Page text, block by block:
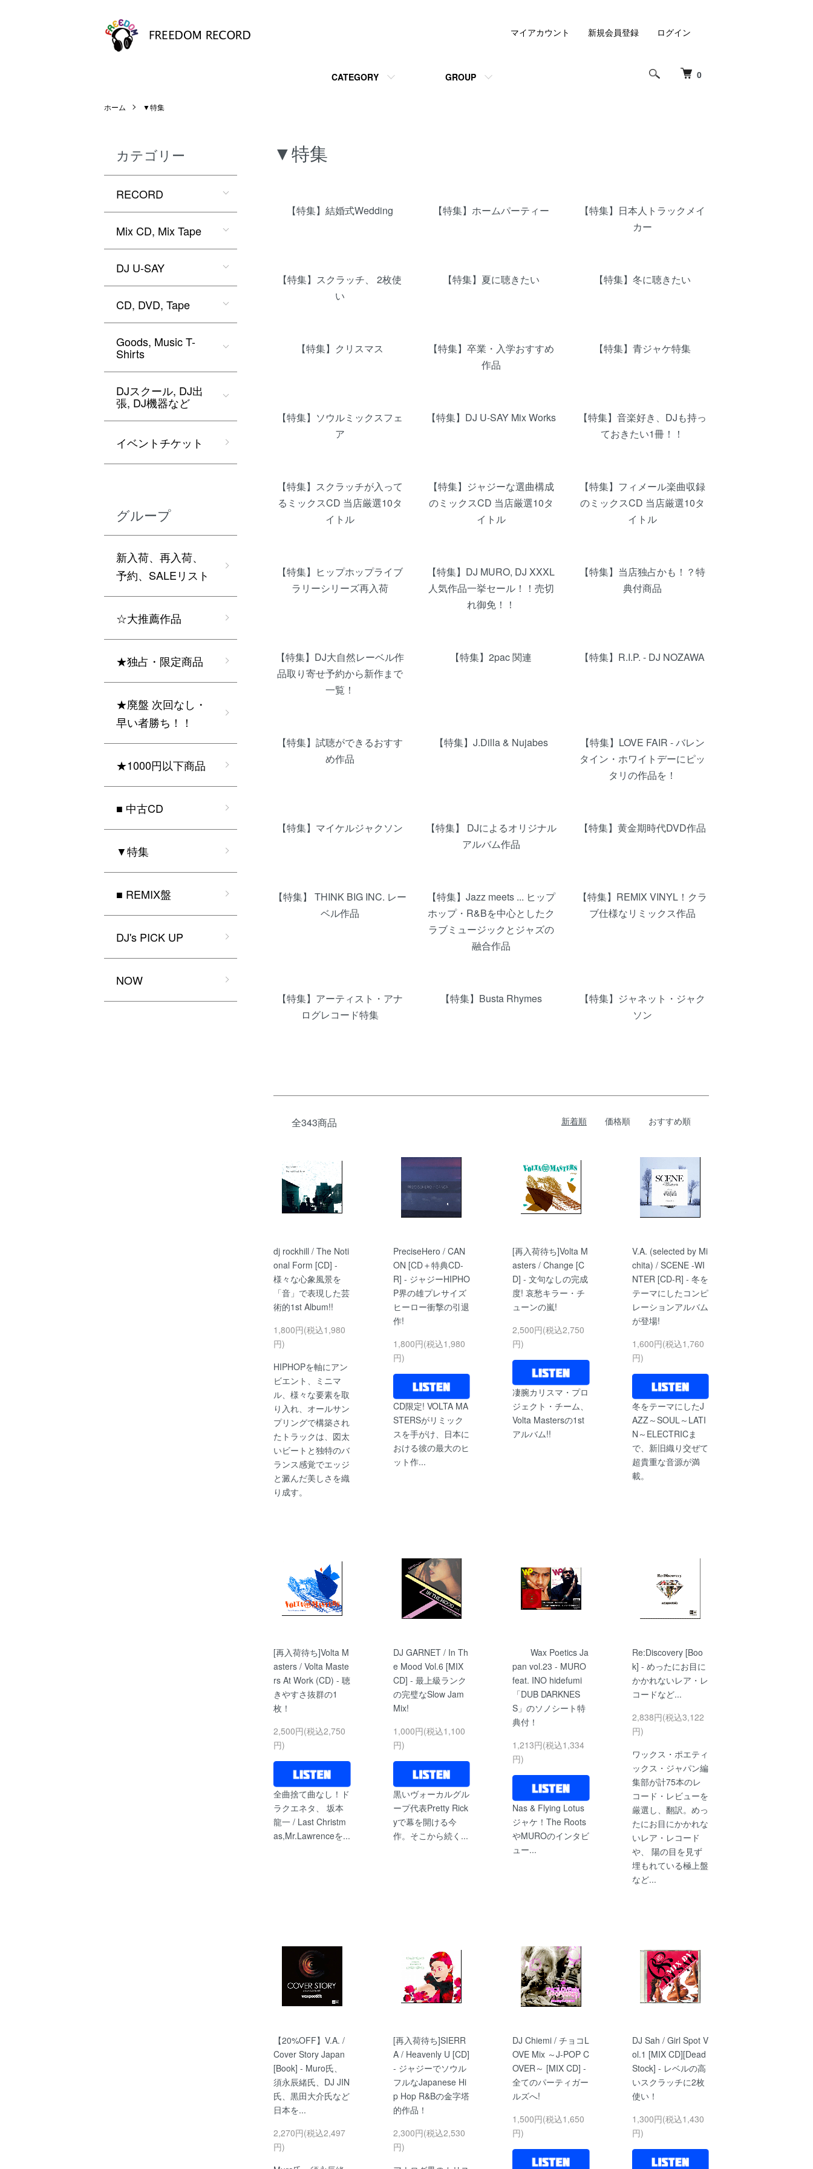
0
CATEGORY GROUP
マイアカウント 新規会員登録 ログイン
ホーム ▼特集
▼特集
【特集】結婚式Wedding
【特集】ホームパーティー
【特集】日本人トラックメイ
カー
【特集】スクラッチ、 2枚使
い
【特集】夏に聴きたい 【特集】冬に聴きたい
【特集】クリスマス
【特集】卒業・入学おすすめ
作品
【特集】青ジャケ特集
【特集】ソウルミックスフェ
ア
【特集】DJ U-SAY Mix Works
【特集】音楽好き、DJも持っ
ておきたい1冊！！
【特集】スクラッチが入って
るミックスCD 当店厳選10タ
イトル
【特集】ジャジーな選曲構成
のミックスCD 当店厳選10タ
イトル
【特集】フィメール楽曲収録
のミックスCD 当店厳選10タ
イトル
【特集】ヒップホップライブ
ラリーシリーズ再入荷
【特集】DJ MURO, DJ XXXL
人気作品一挙セール！！売切
れ御免！！
【特集】当店独占かも！？特
典付商品
【特集】DJ大自然レーベル作
品取り寄せ予約から新作まで
一覧！
【特集】2pac 関連 【特集】R.I.P. - DJ NOZAWA
【特集】試聴ができるおすす
め作品
【特集】J.Dilla & Nujabes
【特集】LOVE FAIR - バレン
タイン・ホワイトデーにピッ
タリの作品を！
【特集】マイケルジャクソン
【特集】 DJによるオリジナル
アルバム作品
【特集】黄金期時代DVD作品
【特集】 THINK BIG INC. レー
ベル作品
【特集】Jazz meets ... ヒップ
ホップ・R&Bを中心としたク
ラブミュージックとジャズの
融合作品
【特集】REMIX VINYL！クラ
ブ仕様なリミックス作品
【特集】アーティスト・アナ
ログレコード特集
【特集】Busta Rhymes
【特集】ジャネット・ジャク
ソン
全343商品 新着順 価格順 おすすめ順
dj rockhill / The Noti
onal Form [CD] -
様々な心象風景を
「音」で表現した芸
術的1st Album!!
1,800円(税込1,980
円)
HIPHOPを軸にアン
ビエント、ミニマ
ル、様々な要素を取
り入れ、オールサン
プリングで構築され
たトラックは、図太
いビートと独特のバ
ランス感覚でエッジ
と澱んだ美しさを織
り成す。
PreciseHero / CAN
ON [CD＋特典CD-
R] - ジャジーHIPHO
P界の雄プレサイズ
ヒーロー衝撃の引退
作!
1,800円(税込1,980
円)
CD限定! VOLTA MA
STERSがリミック
スを手がけ、日本に
おける彼の最大のヒ
ット作...
[再入荷待ち]Volta M
asters / Change [C
D] - 文句なしの完成
度! 哀愁キラー・チ
ューンの嵐!
2,500円(税込2,750
円)
凄腕カリスマ・プロ
ジェクト・チーム、
Volta Mastersの1st
アルバム!!
V.A. (selected by Mi
chita) / SCENE -WI
NTER [CD-R] - 冬を
テーマにしたコンピ
レーションアルバム
が登場!
1,600円(税込1,760
円)
冬をテーマにしたJ
AZZ～SOUL～LATI
N～ELECTRICま
で、新旧織り交ぜて
超貴重な音源が満
載。
[再入荷待ち]Volta M
asters / Volta Maste
rs At Work (CD) - 聴
きやすさ抜群の1
枚！
2,500円(税込2,750
円)
全曲捨て曲なし！ド
ラクエネタ、 坂本
龍一 / Last Christm
as,Mr.Lawrenceを...
DJ GARNET / In Th
e Mood Vol.6 [MIX
CD] - 最上級ランク
の完璧なSlow Jam
Mix!
1,000円(税込1,100
円)
黒いヴォーカルグル
ープ代表Pretty Rick
yで幕を開ける今
作。そこから続く...
Wax Poetics Ja
pan vol.23 - MURO
feat. INO hidefumi
「DUB DARKNES
S」のソノシート特
典付！
1,213円(税込1,334
円)
Nas & Flying Lotus
ジャケ！The Roots
やMUROのインタビ
ュー...
Re:Discovery [Boo
k] - めったにお目に
かかれないレア・レ
コードなど...
2,838円(税込3,122
円)
ワックス・ポエティ
ックス・ジャパン編
集部が計75本のレ
コード・レビューを
厳選し、翻訳。めっ
たにお目にかかれな
いレア・レコード
や、 陽の目を見ず
埋もれている極上盤
など...
【20%OFF】V.A. /
Cover Story Japan
[Book] - Muro氏、
須永辰緒氏、DJ JIN
氏、黒田大介氏など
日本を...
2,270円(税込2,497
円)
[再入荷待ち]SIERR
A / Heavenly U [CD]
- ジャジーでソウル
フルなJapanese Hi
p Hop R&Bの金字塔
的作品！
2,300円(税込2,530
円)
DJ Chiemi / チョコL
OVE Mix ～J-POP C
OVER～ [MIX CD] -
全てのパーティガー
ルズへ!
1,500円(税込1,650
円)
DJ Sah / Girl Spot V
ol.1 [MIX CD][Dead
Stock] - レベルの高
いスクラッチに2枚
使い！
1,300円(税込1,430
円)
カテゴリー
RECORD
Mix CD, Mix Tape
DJ U-SAY
CD, DVD, Tape
Goods, Music T-
Shirts
DJスクール, DJ出
張, DJ機器など
イベントチケット
グループ
新入荷、再入荷、
予約、SALEリスト
☆大推薦作品
★独占・限定商品
★廃盤 次回なし・
早い者勝ち！！
★1000円以下商品
■ 中古CD
▼特集
■ REMIX盤
DJ's PICK UP
NOW